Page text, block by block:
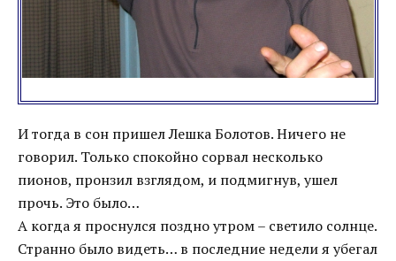
И тогда в сон пришел Лешка Болотов. Ничего не
говорил. Только спокойно сорвал несколько
пионов, пронзил взглядом, и подмигнув, ушел
прочь. Это было…
А когда я проснулся поздно утром – светило солнце.
Странно было видеть… в последние недели я убегал